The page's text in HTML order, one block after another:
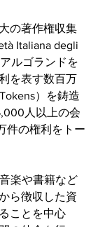
の著作権収集
Italiana degli
ルゴランドを
を表す数百万
）を鋳造
人以上の会
件の権利をトー
楽や書籍など
ら徴収した資
ことを中心